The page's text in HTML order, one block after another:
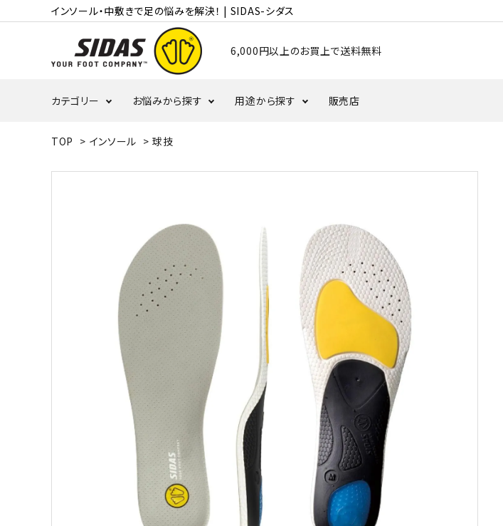
インソール・中敷きで足の悩みを解決！ | SIDAS-シダス
6,000円以上のお買上で送料無料
カテゴリー お悩みから探す 用途から探す
ランニング 自転車（バイク）
バスケットボール
革靴・パンプス
販売店
TOP > インソール > 球技